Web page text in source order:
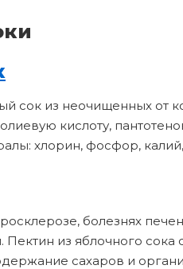
сок из неочищенных oт
кислоту,
хлорин, фосфор,
болезнях
из яблочного сока
сахаров и